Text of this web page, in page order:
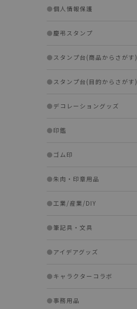
●個人情報保護
●慶弔スタンプ
● スタンプ台(商品からさがす)
● スタンプ台(目的からさがす)
●デコレーショングッズ
●印鑑
●ゴム印
●朱肉・印章用品
●工業/産業/DIY
●筆記具・文具
●アイデアグッズ
●キャラクターコラボ
●事務用品